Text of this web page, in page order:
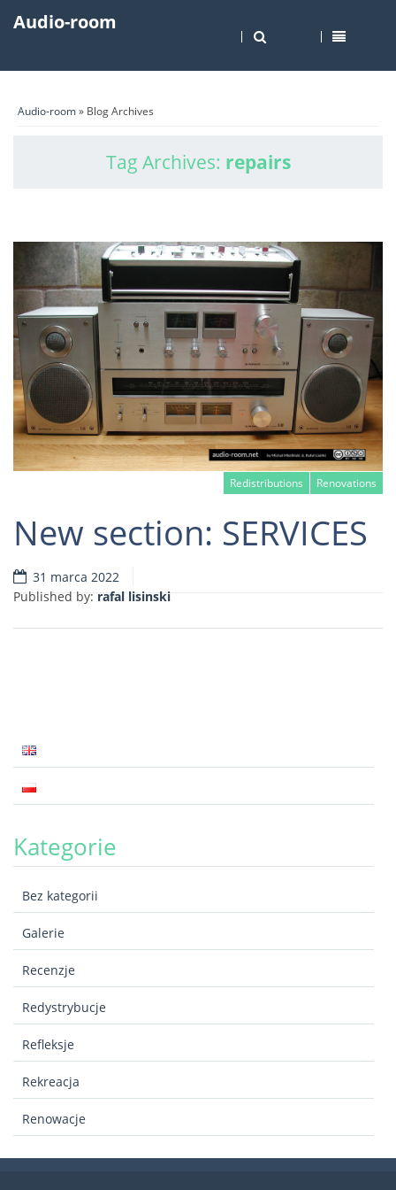
Audio-room
Audio-room» Blog Archives
Tag Archives: repairs
Redistributions Renovations
Read more
New section: SERVICES
31 marca 2022
Published by: rafal lisinski
Kategorie
Bez kategorii
Galerie
Recenzje
Redystrybucje
Refleksje
Rekreacja
Renowacje